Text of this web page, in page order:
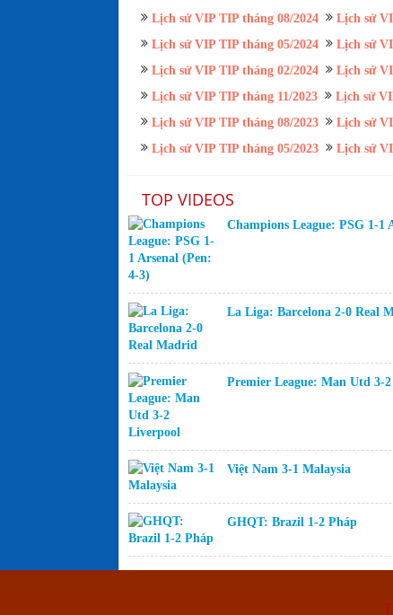
Lịch sử VIP TIP tháng 08/2024
Lịch sử
Lịch sử VIP TIP tháng 05/2024
Lịch sử
Lịch sử VIP TIP tháng 02/2024
Lịch sử
Lịch sử VIP TIP tháng 11/2023
Lịch sử
Lịch sử VIP TIP tháng 08/2023
Lịch sử
Lịch sử VIP TIP tháng 05/2023
Lịch sử
TOP VIDEOS
Champions League: PSG 1-1
La Liga: Barcelona 2-0 Real
Premier League: Man Utd 3-
Việt Nam 3-1 Malaysia
GHQT: Brazil 1-2 Pháp